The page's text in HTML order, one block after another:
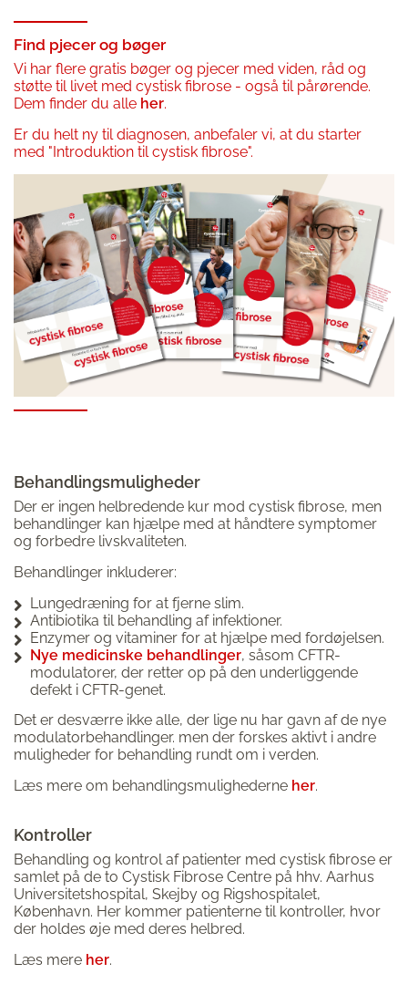
Find pjecer og bøger
Vi har flere gratis bøger og pjecer med viden, råd og
støtte til livet med cystisk fibrose - også til pårørende.
Dem finder du alle her.
Er du helt ny til diagnosen, anbefaler vi, at du starter
med "Introduktion til cystisk fibrose".
Behandlingsmuligheder
Der er ingen helbredende kur mod cystisk fibrose, men
behandlinger kan hjælpe med at håndtere symptomer
og forbedre livskvaliteten.
Behandlinger inkluderer:
Lungedræning for at fjerne slim.
Antibiotika til behandling af infektioner.
Enzymer og vitaminer for at hjælpe med fordøjelsen.
Nye medicinske behandlinger, såsom CFTR-
modulatorer, der retter op på den underliggende
defekt i CFTR-genet.
Det er desværre ikke alle, der lige nu har gavn af de nye
modulatorbehandlinger. men der forskes aktivt i andre
muligheder for behandling rundt om i verden.
Læs mere om behandlingsmulighederne her.
Kontroller
Behandling og kontrol af patienter med cystisk fibrose er
samlet på de to Cystisk Fibrose Centre på hhv. Aarhus
Universitetshospital, Skejby og Rigshospitalet,
København. Her kommer patienterne til kontroller, hvor
der holdes øje med deres helbred.
Læs mere her.